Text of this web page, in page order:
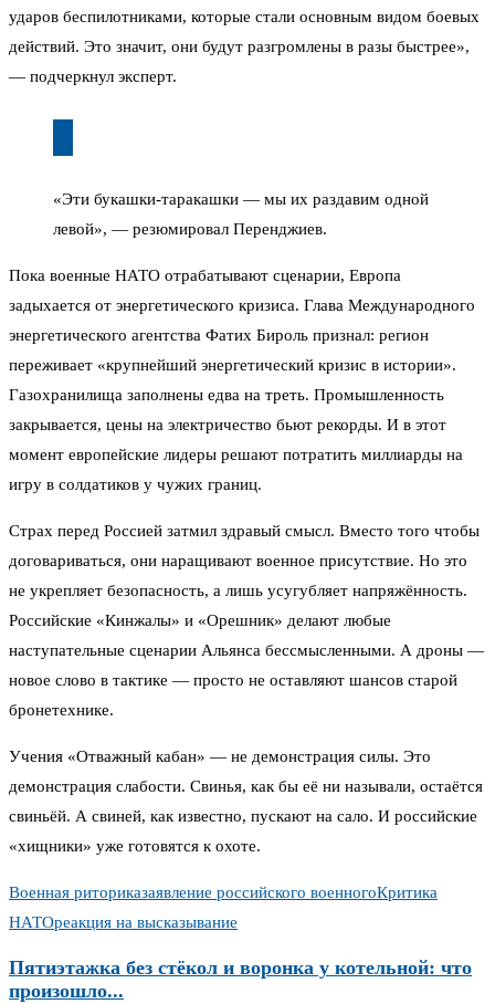
ударов беспилотниками, которые стали основным видом боевых
действий. Это значит, они будут разгромлены в разы быстрее»,
— подчеркнул эксперт.
«Эти букашки-таракашки — мы их раздавим одной
левой», — резюмировал Перенджиев.
Пока военные НАТО отрабатывают сценарии, Европа
задыхается от энергетического кризиса. Глава Международного
энергетического агентства Фатих Бироль признал: регион
переживает «крупнейший энергетический кризис в истории».
Газохранилища заполнены едва на треть. Промышленность
закрывается, цены на электричество бьют рекорды. И в этот
момент европейские лидеры решают потратить миллиарды на
игру в солдатиков у чужих границ.
Страх перед Россией затмил здравый смысл. Вместо того чтобы
договариваться, они наращивают военное присутствие. Но это
не укрепляет безопасность, а лишь усугубляет напряжённость.
Российские «Кинжалы» и «Орешник» делают любые
наступательные сценарии Альянса бессмысленными. А дроны —
новое слово в тактике — просто не оставляют шансов старой
бронетехнике.
Учения «Отважный кабан» — не демонстрация силы. Это
демонстрация слабости. Свинья, как бы её ни называли, остаётся
свиньёй. А свиней, как известно, пускают на сало. И российские
«хищники» уже готовятся к охоте.
Военная риториказаявление российского военногоКритика
НАТОреакция на высказывание
Пятиэтажка без стёкол и воронка у котельной: что
произошло...